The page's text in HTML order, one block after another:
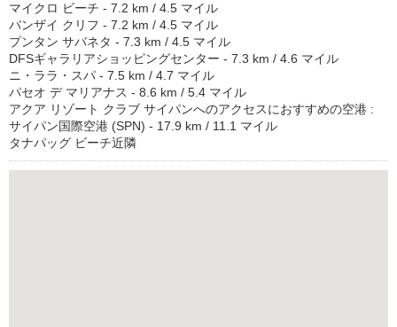
マイクロ ビーチ - 7.2 km / 4.5 マイル
バンザイ クリフ - 7.2 km / 4.5 マイル
プンタン サバネタ - 7.3 km / 4.5 マイル
DFSギャラリアショッピングセンター - 7.3 km / 4.6 マイル
ニ・ララ・スパ - 7.5 km / 4.7 マイル
パセオ デ マリアナス - 8.6 km / 5.4 マイル
アクア リゾート クラブ サイパンへのアクセスにおすすめの空港 :
サイパン国際空港 (SPN) - 17.9 km / 11.1 マイル
タナパッグ ビーチ近隣